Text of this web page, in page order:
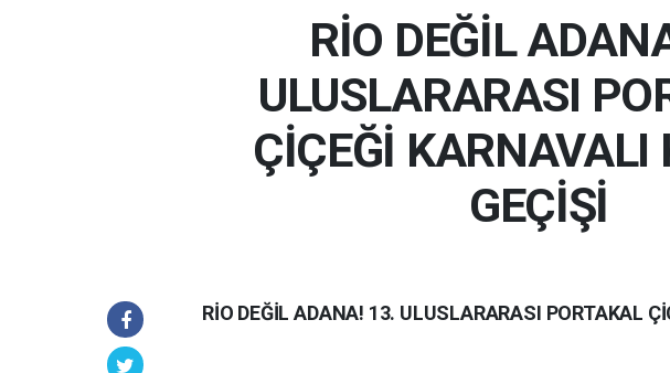
RİO DEĞİL
ULUSLARARASI
ÇİÇEĞİ KARNAVALI
GEÇİŞİ
RİO DEĞİL ADANA! 13. ULUSLARARASI PORTAKAL